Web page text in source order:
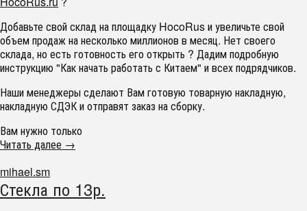
Добавьте свой склад на площадку HocoRus и увеличьте свой
объем продаж на несколько миллионов в месяц. Нет своего
склада, но есть готовность его открыть ? Дадим подробную
инструкцию "Как начать работать с Китаем" и всех подрядчиков.
Наши менеджеры сделают Вам готовую товарную накладную,
накладную СДЭК и отправят заказ на сборку.
Вам нужно только
Читать далее →
mihael.sm
Стекла по 13р.